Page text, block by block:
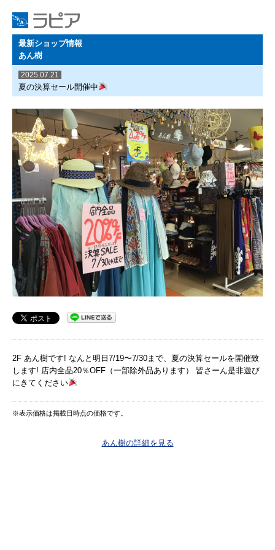
最新ショップ情報
あん樹
2025.07.21
夏の決算セール開催中
2F あん樹です! なんと明日7/19〜7/30まで、夏の決算セールを開催致
します! 店内全品20％OFF（一部除外品あります） 皆さーん是非遊び
にきてください
※表示価格は掲載日時点の価格です。
あん樹の詳細を見る